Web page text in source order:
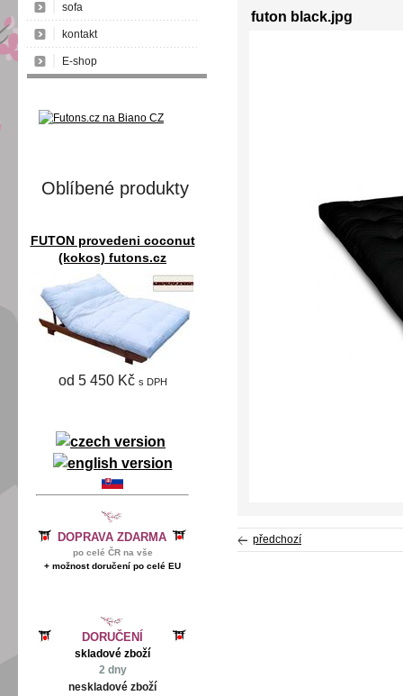
futon black.jpg
předchozí
sofa
kontakt
E-shop
Oblíbené produkty
FUTON provedeni coconut
(kokos) futons.cz
od 5 450 Kč s DPH
DOPRAVA ZDARMA
po celé ČR na vše
+ možnost doručení po celé EU
DORUČENÍ
skladové zboží
2 dny
neskladové zboží